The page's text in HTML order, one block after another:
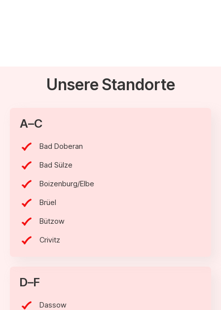
Unsere Standorte
A–C
Bad Doberan
Bad Sülze
Boizenburg/Elbe
Brüel
Bützow
Crivitz
D–F
Dassow